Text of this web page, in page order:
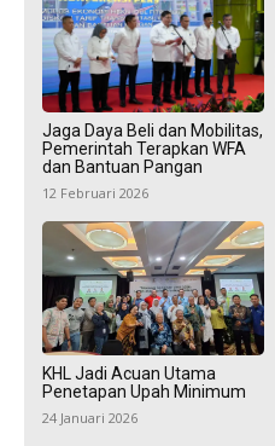
Jaga Daya Beli dan Mobilitas,
Pemerintah Terapkan WFA
dan Bantuan Pangan
12 Februari 2026
KHL Jadi Acuan Utama
Penetapan Upah Minimum
24 Januari 2026